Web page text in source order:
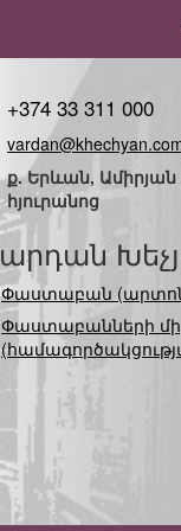
+374 33 311 000
ք. Երևան, Ամիրյան
հյուրանոց
Փաստաբան
Փաստաբանների